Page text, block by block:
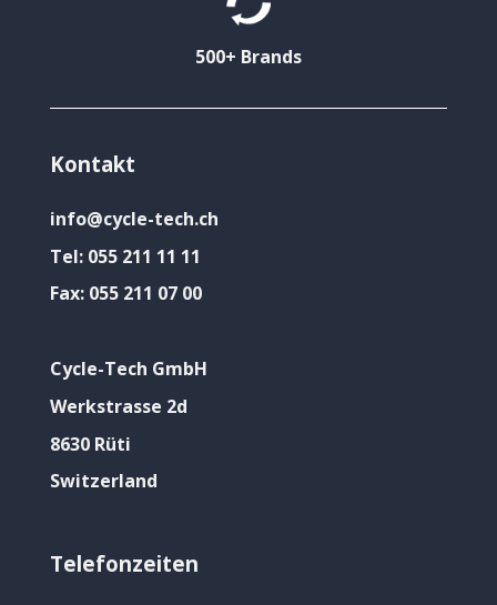
500+ Brands
Kontakt
info@cycle-tech.ch
Tel: 055 211 11 11
Fax: 055 211 07 00
Cycle-Tech GmbH
Werkstrasse 2d
8630 Rüti
Switzerland
Telefonzeiten